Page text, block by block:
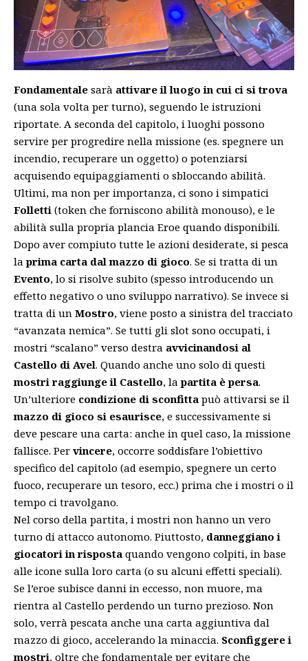
Fondamentale sarà attivare il luogo in cui ci si trova
(una sola volta per turno), seguendo le istruzioni
riportate. A seconda del capitolo, i luoghi possono
servire per progredire nella missione (es. spegnere un
incendio, recuperare un oggetto) o potenziarsi
acquisendo equipaggiamenti o sbloccando abilità.
Ultimi, ma non per importanza, ci sono i simpatici
Folletti (token che forniscono abilità monouso), e le
abilità sulla propria plancia Eroe quando disponibili.
Dopo aver compiuto tutte le azioni desiderate, si pesca
laprima carta dal mazzo di gioco. Se si tratta di un
Evento, lo si risolve subito (spesso introducendo un
effetto negativo o uno sviluppo narrativo). Se invece si
tratta di un Mostro, viene posto a sinistra del tracciato
“avanzata nemica”. Se tutti gli slot sono occupati, i
mostri “scalano” verso destra avvicinandosi al
Castello di Avel. Quando anche uno solo di questi
mostri raggiunge il Castello, lapartita è persa.
Un’ulteriore condizione di sconfitta può attivarsi se il
mazzo di gioco si esaurisce, e successivamente si
deve pescare una carta: anche in quel caso, la missione
fallisce. Per vincere, occorre soddisfare l’obiettivo
specifico del capitolo (ad esempio, spegnere un certo
fuoco, recuperare un tesoro, ecc.) prima che i mostri o il
tempo ci travolgano.
Nel corso della partita, i mostri non hanno un vero
turno di attacco autonomo. Piuttosto, danneggiano i
giocatori in risposta quando vengono colpiti, in base
alle icone sulla loro carta (o su alcuni effetti speciali).
Se l’eroe subisce danni in eccesso, non muore, ma
rientra al Castello perdendo un turno prezioso. Non
solo, verrà pescata anche una carta aggiuntiva dal
mazzo di gioco, accelerando la minaccia. Sconfiggere i
mostri, oltre che fondamentale per evitare che